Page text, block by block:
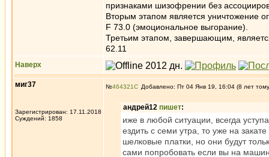
признаками шизофрении без
Вторым этапом является уничтожение
F 73.0 (эмоциональное выгорание).
Третьим этапом, завершающим,
62.11
Наверх
миг37
Зарегистрирован: 17.11.2018
Суждений: 1858
№464321 Добавлено: Пт 04 Янв 19, 16:04 (8 лет
андрей12 пишет:
иже в любой ситуации, всегда
ездить с семи утра, то уже на
шелковые платки, но они будут
сами попробовать если вы на